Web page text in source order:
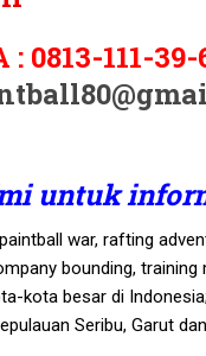
: 0813-111-
untuk
war, rafting
bounding,
kota besar di
Seribu, Garut